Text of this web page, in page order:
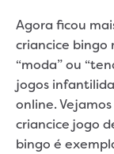
Agora ficou
criancice
“moda” ou
jogos
online.
criancice jogo
bingo é